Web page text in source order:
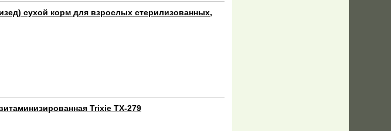
сухой корм для взрослых стерилизованных,
Trixie TX-279